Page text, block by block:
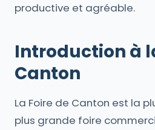
productive et agréable.
Introduction à
Canton
La Foire de Canton est la
plus grande foire